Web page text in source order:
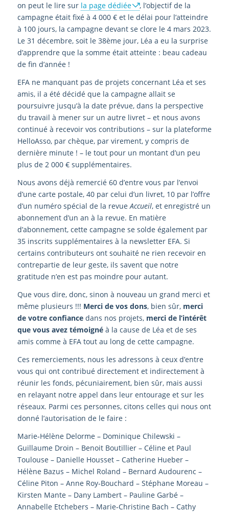
on peut le lire sur la page dédiée
, l’objectif de la
campagne était fixé à 4 000 € et le délai pour l’atteindre
à 100 jours, la campagne devant se clore le 4 mars 2023.
Le 31 décembre, soit le 38ème jour, Léa a eu la surprise
d’apprendre que la somme était atteinte : beau cadeau
de fin d’année !
EFA ne manquant pas de projets concernant Léa et ses
amis, il a été décidé que la campagne allait se
poursuivre jusqu’à la date prévue, dans la perspective
du travail à mener sur un autre livret – et nous avons
continué à recevoir vos contributions – sur la plateforme
HelloAsso, par chèque, par virement, y compris de
dernière minute ! – le tout pour un montant d’un peu
plus de 2 000 € supplémentaires.
Nous avons déjà remercié 60 d’entre vous par l’envoi
d’une carte postale, 40 par celui d’un livret, 10 par l’offre
d’un numéro spécial de la revueAccueil, et enregistré un
abonnement d’un an à la revue. En matière
d’abonnement, cette campagne se solde également par
35 inscrits supplémentaires à la newsletter EFA. Si
certains contributeurs ont souhaité ne rien recevoir en
contrepartie de leur geste, ils savent que notre
gratitude n’en est pas moindre pour autant.
Que vous dire, donc, sinon à nouveau un grand merci et
même plusieurs !!! Merci de vos dons, bien sûr, merci
de votre confiancedans nos projets, merci de l’intérêt
que vous avez témoignéà la cause de Léa et de ses
amis comme à EFA tout au long de cette campagne.
Ces remerciements, nous les adressons à ceux d’entre
vous qui ont contribué directement et indirectement à
réunir les fonds, pécuniairement, bien sûr, mais aussi
en relayant notre appel dans leur entourage et sur les
réseaux. Parmi ces personnes, citons celles qui nous ont
donné l’autorisation de le faire :
Marie‑Hélène Delorme – Dominique Chilewski –
Guillaume Droin – Benoit Boutillier – Céline et Paul
Toulouse – Danielle Housset – Catherine Hueber –
Hélène Bazus – Michel Roland – Bernard Audourenc –
Céline Piton – Anne Roy‑Bouchard – Stéphane Moreau –
Kirsten Mante – Dany Lambert – Pauline Garbé –
Annabelle Etchebers – Marie‑Christine Bach – Cathy